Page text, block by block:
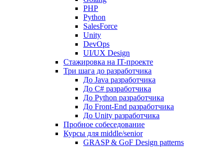
PHP
Python
SalesForce
Unity
DevOps
UI/UX Design
Стажировка на IT-проекте
Три шага до разработчика
До Java разработчика
До C# разработчика
До Python разработчика
До Front-End разработчика
До Unity разработчика
Пробное собеседование
Курсы для middle/senior
GRASP & GoF Design patterns